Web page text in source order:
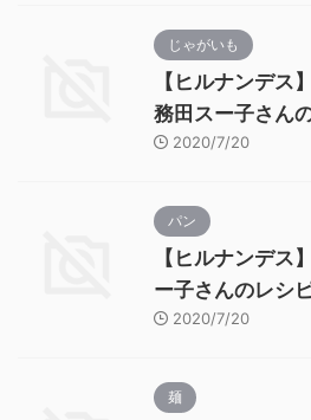
じゃがいも
【ヒルナンデス
務田スー子さん
2020/7/20
パン
【ヒルナンデス
ー子さんのレシピ
2020/7/20
麺